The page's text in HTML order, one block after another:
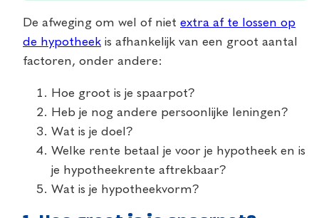
De afweging om wel of niet extra af te lossen op
de hypotheek is afhankelijk van een groot aantal
factoren, onder andere:
Hoe groot is je spaarpot?
Heb je nog andere persoonlijke leningen?
Wat is je doel?
Welke rente betaal je voor je hypotheek en is
je hypotheekrente aftrekbaar?
Wat is je hypotheekvorm?